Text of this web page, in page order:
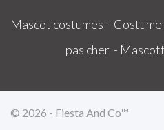
Mascot costumes -
pas cher -
© 2026 - Fiesta And Co™